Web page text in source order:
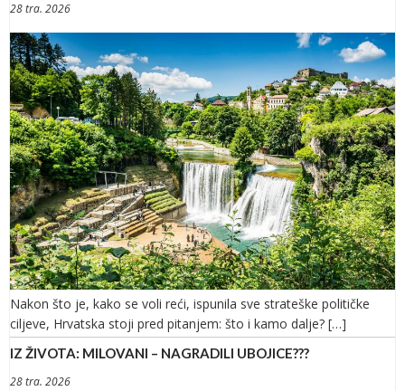
28 tra. 2026
Nakon što je, kako se voli reći, ispunila sve strateške političke
ciljeve, Hrvatska stoji pred pitanjem: što i kamo dalje? […]
IZ ŽIVOTA: MILOVANI – NAGRADILI UBOJICE???
28 tra. 2026